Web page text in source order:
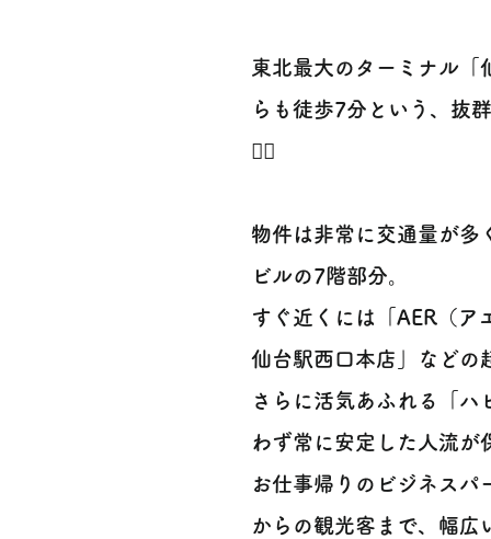
東北最大のターミナル「
らも徒歩7分という、抜
🚶‍♂️
物件は非常に交通量が多
ビルの7階部分。
すぐ近くには「AER（
仙台駅西口本店」などの
さらに活気あふれる「
わず常に安定した人流が
お仕事帰りのビジネスパ
からの観光客まで、幅広